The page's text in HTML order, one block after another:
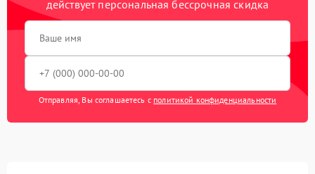
действует персональная бессрочная скидка
Отправляя, Вы соглашаетесь с политикой конфиденциальности